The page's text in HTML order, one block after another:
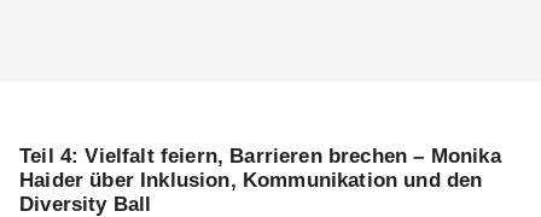
Teil 4: Vielfalt feiern, Barrieren brechen – Monika
Haider über Inklusion, Kommunikation und den
Diversity Ball